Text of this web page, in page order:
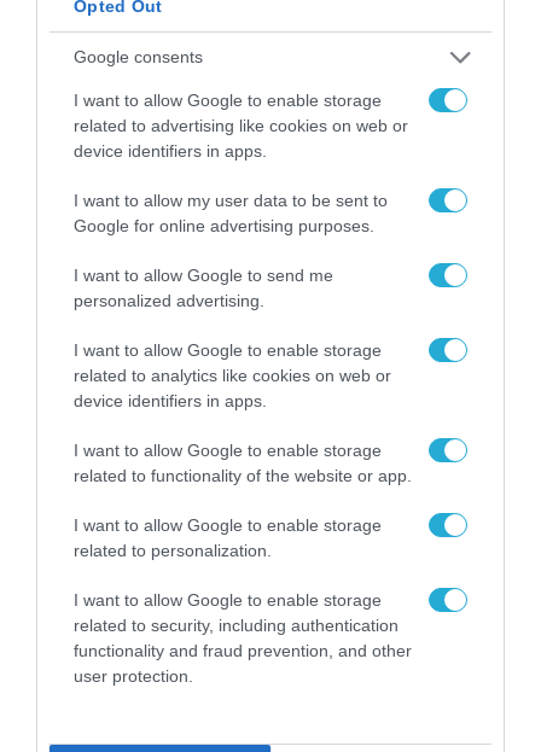
Opted Out
Google consents
I want to allow Google to enable storage
related to advertising like cookies on web or
device identifiers in apps.
I want to allow my user data to be sent to
Google for online advertising purposes.
I want to allow Google to send me
personalized advertising.
I want to allow Google to enable storage
related to analytics like cookies on web or
device identifiers in apps.
I want to allow Google to enable storage
related to functionality of the website or app.
I want to allow Google to enable storage
related to personalization.
I want to allow Google to enable storage
related to security, including authentication
functionality and fraud prevention, and other
user protection.
ΤΗΛΕΠΙΚΟΙΝΩΝΙΕΣ
Η COSMOTE TELEKOM στους “Europe’s
Climate Leaders” των Financial Times για
4η συνεχόμενη χρονιά